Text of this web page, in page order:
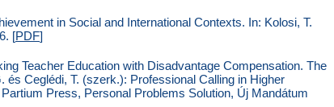
in Social and International Contexts. In: Kolosi, T.
[PDF]
Teacher Education with Disadvantage Compensation. The
Ceglédi, T. (szerk.): Professional Calling in Higher
Press, Personal Problems Solution, Új Mandátum